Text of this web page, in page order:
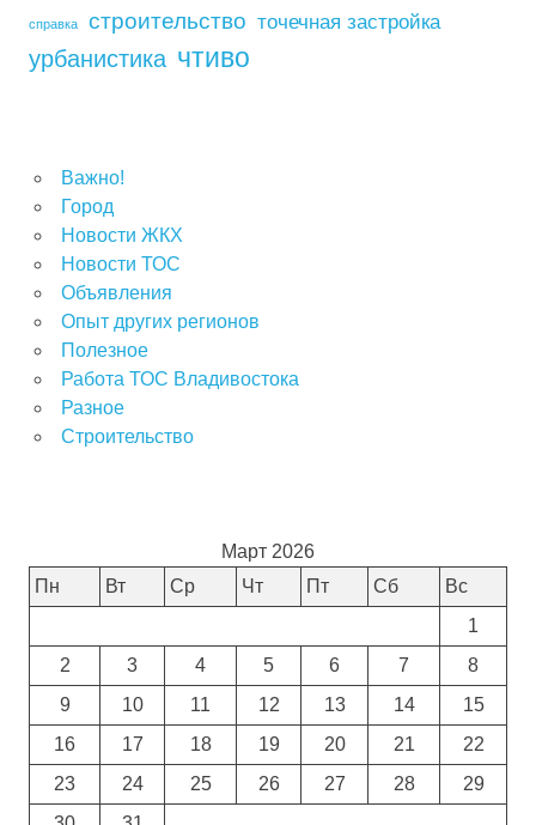
справка строительство точечная застройка
урбанистика чтиво
Важно!
Город
Новости ЖКХ
Новости ТОС
Объявления
Опыт других регионов
Полезное
Работа ТОС Владивостока
Разное
Строительство
Март 2026
Пн
Вт Ср Чт Пт Сб
Вс
1
2
3 4 5 6 7
8
9
10 11 12 13 14
15
16
17 18 19 20 21
22
23
24 25 26 27 28
29